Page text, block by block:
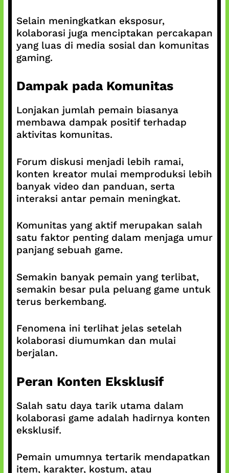
Selain meningkatkan eksposur,
kolaborasi juga menciptakan percakapan
yang luas di media sosial dan komunitas
gaming.
Dampak pada Komunitas
Lonjakan jumlah pemain biasanya
membawa dampak positif terhadap
aktivitas komunitas.
Forum diskusi menjadi lebih ramai,
konten kreator mulai memproduksi lebih
banyak video dan panduan, serta
interaksi antar pemain meningkat.
Komunitas yang aktif merupakan salah
satu faktor penting dalam menjaga umur
panjang sebuah game.
Semakin banyak pemain yang terlibat,
semakin besar pula peluang game untuk
terus berkembang.
Fenomena ini terlihat jelas setelah
kolaborasi diumumkan dan mulai
berjalan.
Peran Konten Eksklusif
Salah satu daya tarik utama dalam
kolaborasi game adalah hadirnya konten
eksklusif.
Pemain umumnya tertarik mendapatkan
item, karakter, kostum, atau